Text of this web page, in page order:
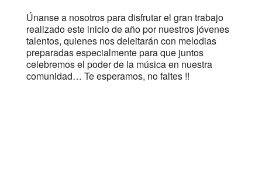
Únanse a nosotros para disfrutar el gran trabajo
realizado este inicio de año por nuestros jóvenes
talentos, quienes nos deleitarán con melodias
preparadas especialmente para que juntos
celebremos el poder de la música en nuestra
comunidad… Te esperamos, no faltes !!